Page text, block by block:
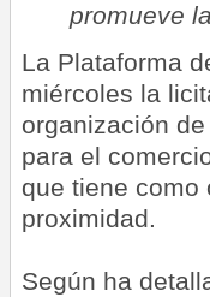
promueve
La Plataforma
miércoles la
organización
para el
que tiene como
proximidad.
Según ha